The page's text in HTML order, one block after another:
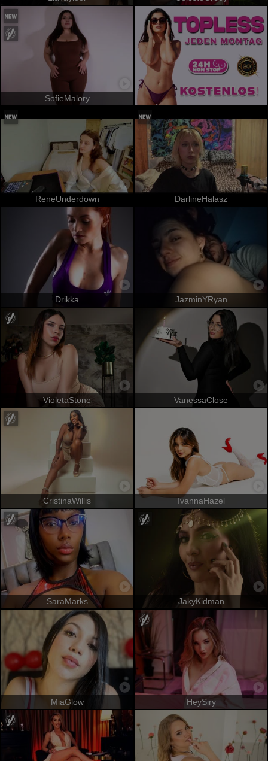
SofieMalory
ReneUnderdown DarlineHalasz
Drikka JazminYRyan
VioletaStone VanessaClose
CristinaWillis IvannaHazel
SaraMarks JakyKidman
MiaGlow HeySiry